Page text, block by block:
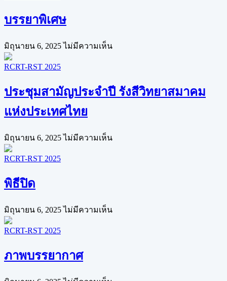
บรรยาพิเศษ
มิถุนายน 6, 2025ไม่มีความเห็น
RCRT-RST 2025
ประชุมสามัญประจำปี รังสีวิทยาสมาคม
แห่งประเทศไทย
มิถุนายน 6, 2025ไม่มีความเห็น
RCRT-RST 2025
พิธีปิด
มิถุนายน 6, 2025ไม่มีความเห็น
RCRT-RST 2025
ภาพบรรยากาศ